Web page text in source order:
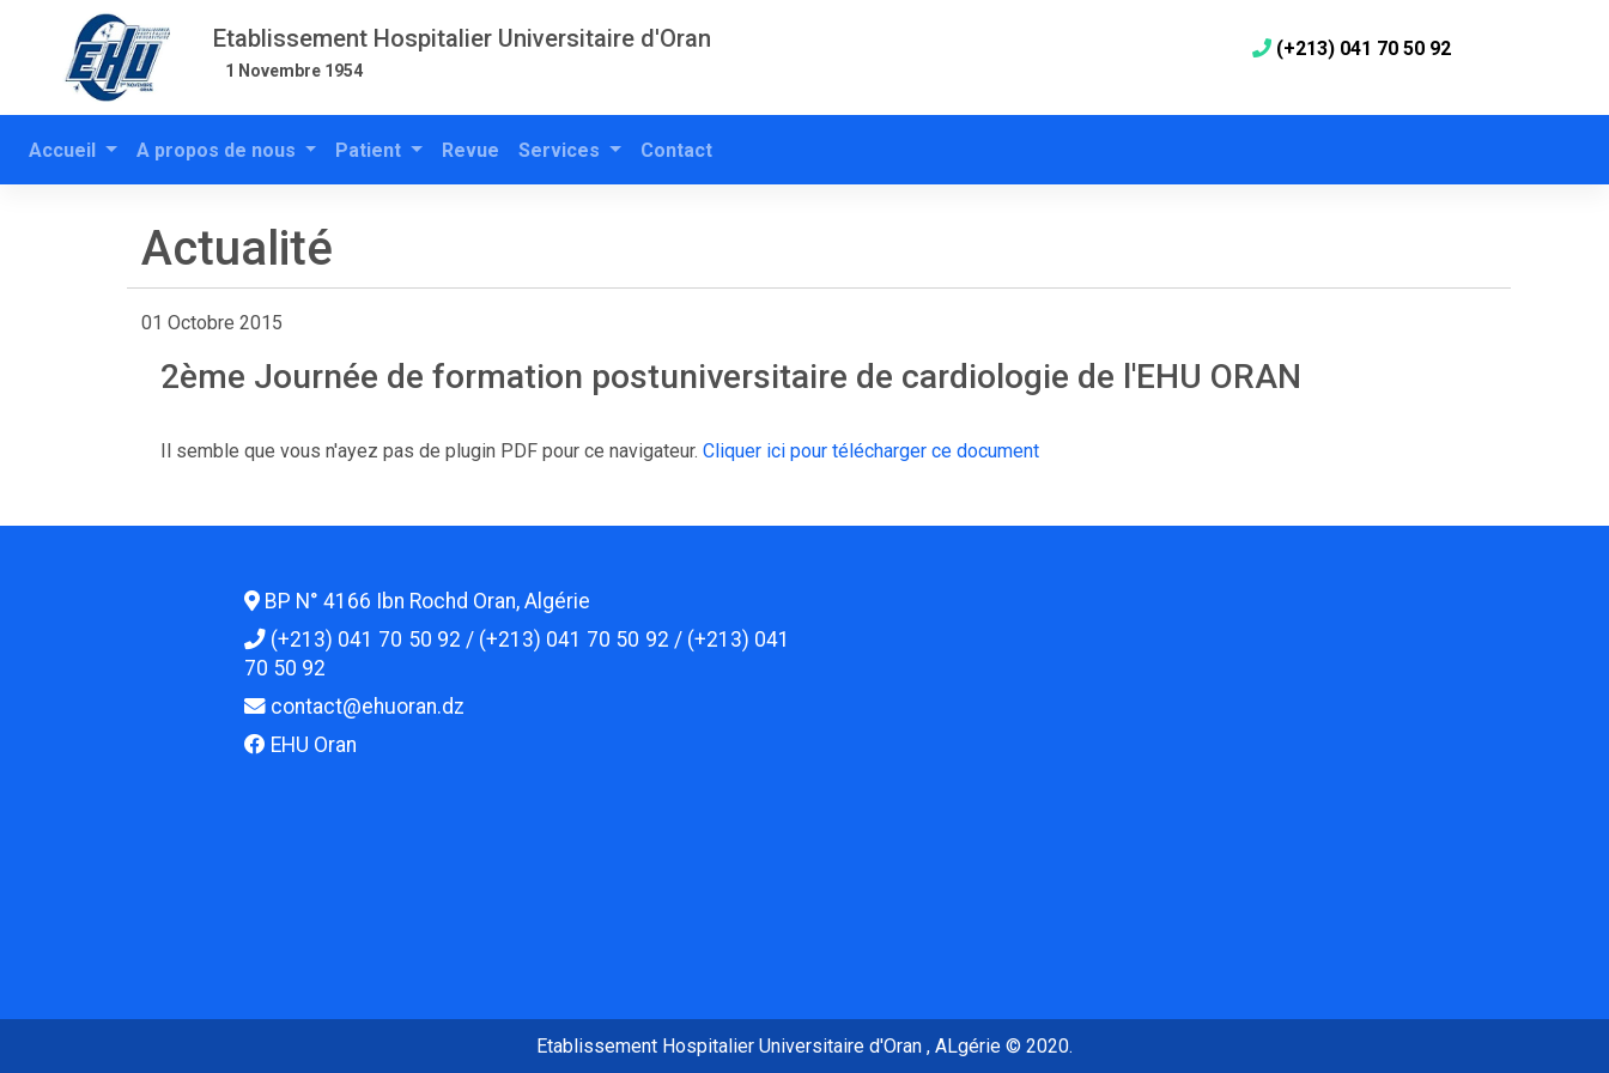
Etablissement Hospitalier Universitaire d'Oran
1 Novembre 1954
(+213) 041 70 50 92
Accueil A propos de nous Patient Revue Services Contact
Actualité
01 Octobre 2015
2ème Journée de formation postuniversitaire de cardiologie de l'EHU ORAN
Il semble que vous n'ayez pas de plugin PDF pour ce navigateur. Cliquer ici pour télécharger ce document
BP N° 4166 Ibn Rochd Oran, Algérie
(+213) 041 70 50 92 / (+213) 041 70 50 92 / (+213) 041
70 50 92
contact@ehuoran.dz
EHU Oran
Etablissement Hospitalier Universitaire d'Oran , ALgérie © 2020.